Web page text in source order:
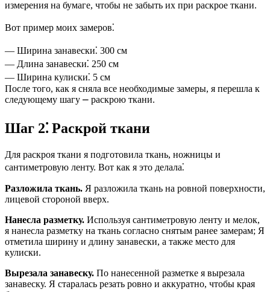
измерения на бумаге, чтобы не забыть их при раскрое ткани.
Вот пример моих замеров⁚
— Ширина занавески⁚ 300 см
— Длина занавески⁚ 250 см
— Ширина кулиски⁚ 5 см
После того, как я сняла все необходимые замеры, я перешла к
следующему шагу ⎼ раскрою ткани.
Шаг 2⁚ Раскрой ткани
Для раскроя ткани я подготовила ткань, ножницы и
сантиметровую ленту. Вот как я это делала⁚
Разложила ткань. Я разложила ткань на ровной поверхности,
лицевой стороной вверх.
Нанесла разметку. Используя сантиметровую ленту и мелок,
я нанесла разметку на ткань согласно снятым ранее замерам; Я
отметила ширину и длину занавески, а также место для
кулиски.
Вырезала занавеску. По нанесенной разметке я вырезала
занавеску. Я старалась резать ровно и аккуратно, чтобы края